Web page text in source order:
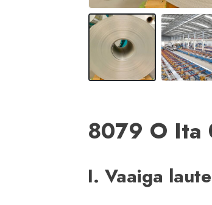
8079 O Ita
I. Vaaiga